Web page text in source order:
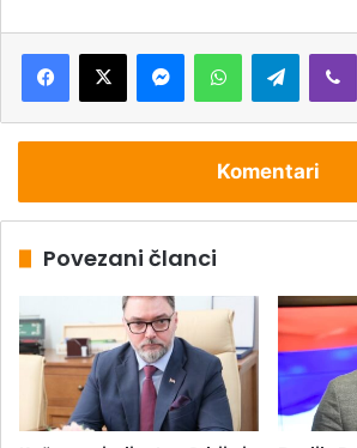
Telegram
Komentari
Povezani članci